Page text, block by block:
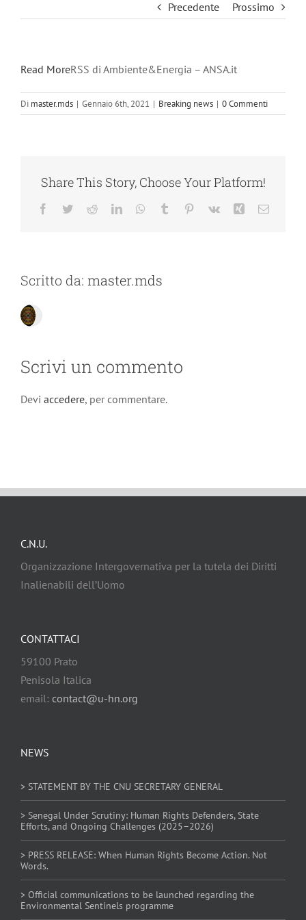
Precedente Prossimo
Read MoreRSS di Ambiente&Energia – ANSA.it
Di master.mds | Gennaio 6th, 2021 | Breaking news | 0 Commenti
Share This Story, Choose Your Platform!
Facebook
TwitterRedditLinkedInWhatsApp
Tumblr Pinterest
Vk Xing Email
Scritto da: master.mds
Scrivi un commento
Devi accedere, per commentare.
C.N.U.
Organizzazione Intergovernativa per la tutela dei Diritti
Inalienabili dell’Uomo
NEWS
> STATEMENT BY THE CNU SECRETARY GENERAL
> Senegal Under Scrutiny: Human Rights Defenders, State
Efforts, and Ongoing Challenges (2025–2026)
> PRESS RELEASE: When Human Rights Become Action. Not
Words.
> Official communications to be launched regarding the
Environmental Sentinels programme
CONTATTACI
59100 Prato
Penisola Italica
email: contact@u-hn.org